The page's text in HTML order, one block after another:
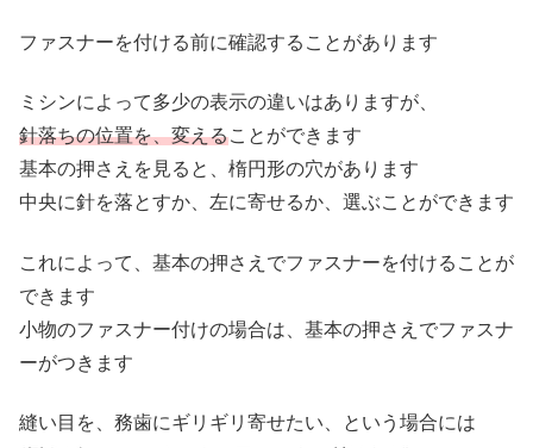
ファスナーを付ける前に確認することがあります
ミシンによって多少の表示の違いはありますが、
針落ちの位置を、変えることができます
基本の押さえを見ると、楕円形の穴があります
中央に針を落とすか、左に寄せるか、選ぶことができます
これによって、基本の押さえでファスナーを付けることが
できます
小物のファスナー付けの場合は、基本の押さえでファスナ
ーがつきます
縫い目を、務歯にギリギリ寄せたい、という場合には